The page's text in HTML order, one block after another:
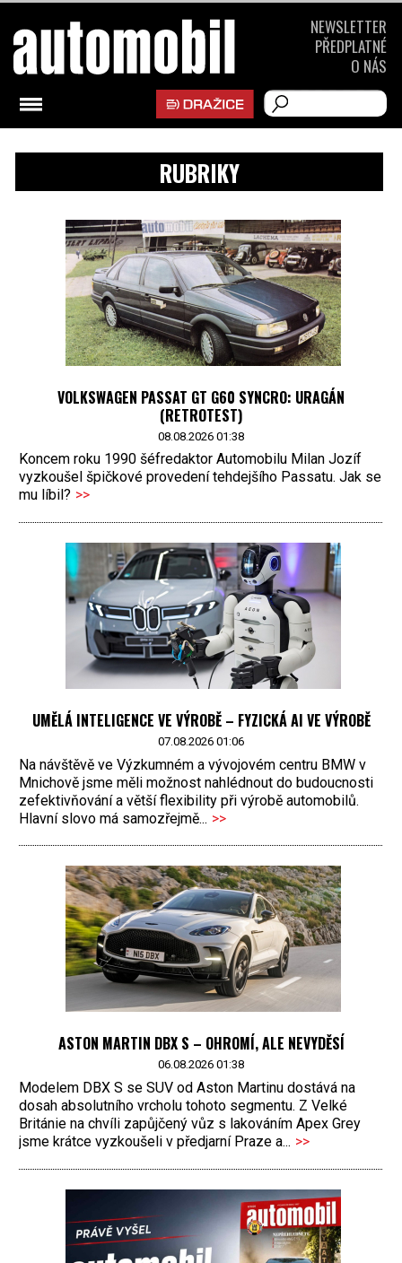
RUBRIKY
VOLKSWAGEN PASSAT GT G60 SYNCRO: URAGÁN
(RETROTEST)
08.08.2026 01:38
Koncem roku 1990 šéfredaktor Automobilu Milan Jozíf
vyzkoušel špičkové provedení tehdejšího Passatu. Jak se
mu líbil? >>
UMĚLÁ INTELIGENCE VE VÝROBĚ – FYZICKÁ AI VE VÝROBĚ
07.08.2026 01:06
Na návštěvě ve Výzkumném a vývojovém centru BMW v
Mnichově jsme měli možnost nahlédnout do budoucnosti
zefektivňování a větší flexibility při výrobě automobilů.
Hlavní slovo má samozřejmě... >>
ASTON MARTIN DBX S – OHROMÍ, ALE NEVYDĚSÍ
06.08.2026 01:38
Modelem DBX S se SUV od Aston Martinu dostává na
dosah absolutního vrcholu tohoto segmentu. Z Velké
Británie na chvíli zapůjčený vůz s lakováním Apex Grey
jsme krátce vyzkoušeli v předjarní Praze a... >>
NEWSLETTER
PŘEDPLATNÉ
O NÁS